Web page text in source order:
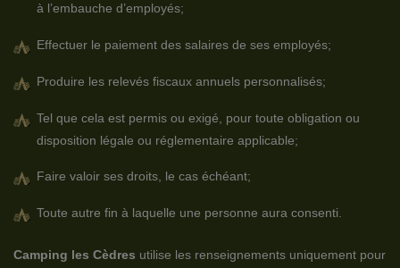
à l’embauche d’employés;
Effectuer le paiement des salaires de ses employés;
Produire les relevés fiscaux annuels personnalisés;
Tel que cela est permis ou exigé, pour toute obligation ou
disposition légale ou réglementaire applicable;
Faire valoir ses droits, le cas échéant;
Toute autre fin à laquelle une personne aura consenti.
Camping les Cèdres utilise les renseignements uniquement pour